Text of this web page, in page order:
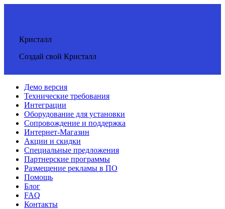
Кристалл
Создай свой Кристалл
Демо версия
Технические требования
Интеграции
Оборудование для установки
Сопровождение и поддержка
Интернет-Магазин
Акции и скидки
Специальные предложения
Партнерские программы
Размещение рекламы в ПО
Помощь
Блог
FAQ
Контакты